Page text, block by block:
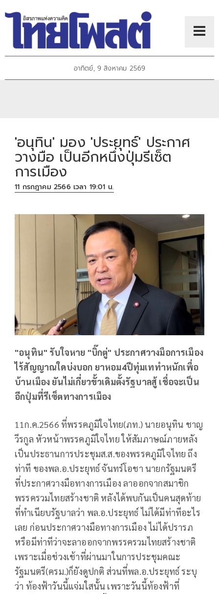
อาทิตย์, 9 สิงหาคม 2569
'อนุทิน' มอง 'ประยุทธ์' ประกาศ
วางมือ เป็นอีกหนึ่งปุ่มรีเซ็ต
การเมือง
11 กรกฎาคม 2566 เวลา 19:01 น.
"อนุทิน" รับใจหาย "บิ๊กตู่" ประกาศวางมือการเมือง
ไร้สัญญาณใดบ่งบอก ยาหอม4ปีทุ่มเททำหนักเพื่อ
บ้านเมือง ยันไม่เกี่ยวขั้วเดิมตั้งรัฐบาลสู้ เชื่อจะเป็น
อีกปุ่มที่รีเซ็ตทางการเมือง
11ก.ค.2566 ที่พรรคภูมิใจไทย(ภท.) นายอนุทิน ชาญ
วีรกูล หัวหน้าพรรคภูมิใจไทย ให้สัมภาษณ์ภายหลัง
เป็นประธานการประชุมส.ส.ของพรรคภูมิใจไทย ถึง
ท่าที ของพล.อ.ประยุทธ์ จันทร์โอชา นายกรัฐมนตรี
ที่ประกาศวางมือทางการเมือง ลาออกจากสมาชิก
พรรครวมไทยสร้างชาติ หลังได้พบกันเป็นคนสุดท้าย
ที่ทำเนียบรัฐบาลว่า พล.อ.ประยุทธ์ ไม่ได้มีท่าทีอะไร
เลย ก่อนประกาศวางมือทางการเมือง ไม่ได้ปรารภ
หรือมีท่าทีว่าจะลาออกจากพรรครวมไทยสร้างชาติ
เพราะเมื่อช่วงเช้าที่ผ่านมาในการประชุมคณะ
รัฐมนตรี(ครม.)ก็ยังดูปกติ ส่วนที่พล.อ.ประยุทธ์ ระบุ
ว่า ท้องฟ้าวันนี้แจ่มใสนั้น เพราะวันนี้ท้องฟ้าที่